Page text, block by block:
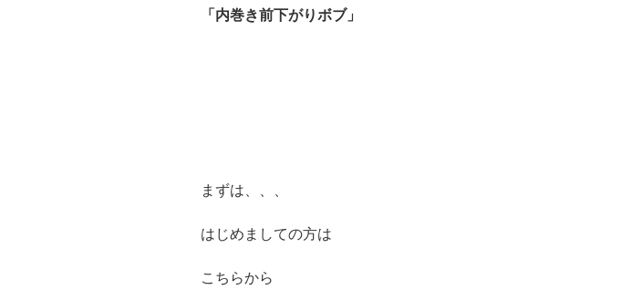
「内巻き前下がりボブ」
まずは、、、
はじめましての方は
こちらから